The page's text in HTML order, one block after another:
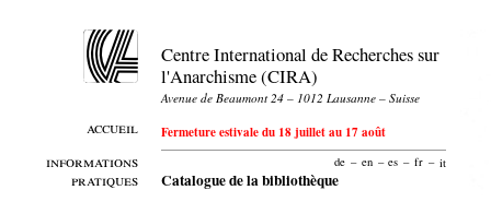
accueil
informations
pratiques
Centre International de Recherches sur
l'Anarchisme (CIRA)
Avenue de Beaumont 24 – 1012 Lausanne – Suisse
Fermeture estivale du 18 juillet au 17 août
de – en – es – fr – it
Catalogue de la bibliothèque